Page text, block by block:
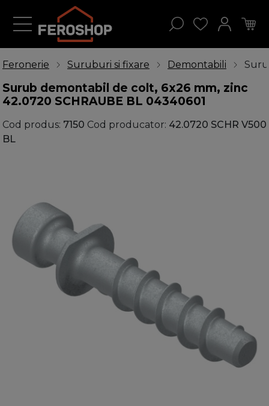
Feronerie Suruburi si fixare Demontabili
Surub demontabil de colt, 6x26 mm, zinc
42.0720 SCHRAUBE BL 04340601
Cod produs: 7150 Cod producator: 42.0720 SCHR V500
BL